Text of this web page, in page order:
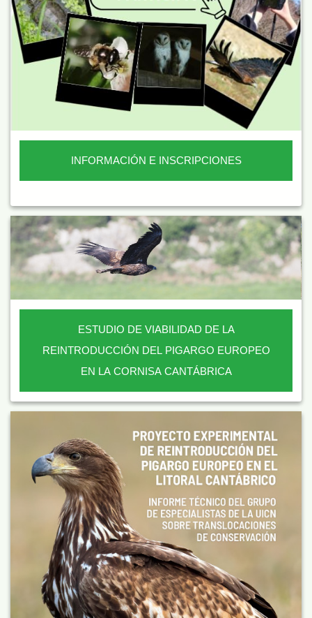
INFORMACIÓN E INSCRIPCIONES
ESTUDIO DE VIABILIDAD DE LA
REINTRODUCCIÓN DEL PIGARGO EUROPEO
EN LA CORNISA CANTÁBRICA